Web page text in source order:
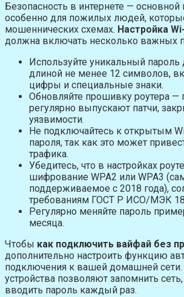
Безопасность в интернете — основной
особенно для пожилых людей,
мошеннических схемах. Настройка
должна включать несколько важных
Используйте уникальный
длиной не менее 12 символов,
цифры и специальные знаки.
Обновляйте прошивку роутера —
регулярно выпускают патчи,
уязвимости.
Не подключайтесь к открытым
пароля, так как это может
трафика.
Убедитесь, что в настройках
шифрование WPA2 или WPA3
поддерживаемое с 2018 года),
требованиям ГОСТ Р ИСО/МЭК
Регулярно меняйте пароль
месяца.
Чтобы как подключить вайфай без
дополнительно настроить функцию
подключения к вашей домашней
устройства позволяют запомнить
вводить пароль каждый раз.